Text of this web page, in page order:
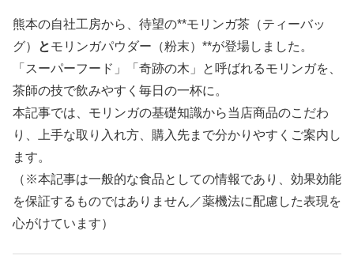
熊本の自社工房から、待望の**モリンガ茶（ティーバッ
グ）
とモリンガパウダー（粉末）**が登場しました。
「スーパーフード」「奇跡の木」と呼ばれるモリンガを、
茶師の技で飲みやすく毎日の一杯に。
本記事では、モリンガの基礎知識から当店商品のこだわ
り、上手な取り入れ方、購入先まで分かりやすくご案内し
ます。
（※本記事は一般的な食品としての情報であり、効果効能
を保証するものではありません／薬機法に配慮した表現を
心がけています）